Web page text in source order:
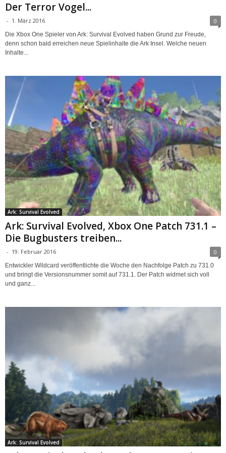
Der Terror Vogel...
- 1. März 2016 0
Die Xbox One Spieler von Ark: Survival Evolved haben Grund zur Freude,
denn schon bald erreichen neue Spielinhalte die Ark Insel. Welche neuen
Inhalte...
Ark: Survival Evolved
Ark: Survival Evolved, Xbox One Patch 731.1 –
Die Bugbusters treiben...
- 19. Februar 2016 0
Entwickler Wildcard veröffentlichte die Woche den Nachfolge Patch zu 731.0
und bringt die Versionsnummer somit auf 731.1. Der Patch widmet sich voll
und ganz...
Ark: Survival Evolved